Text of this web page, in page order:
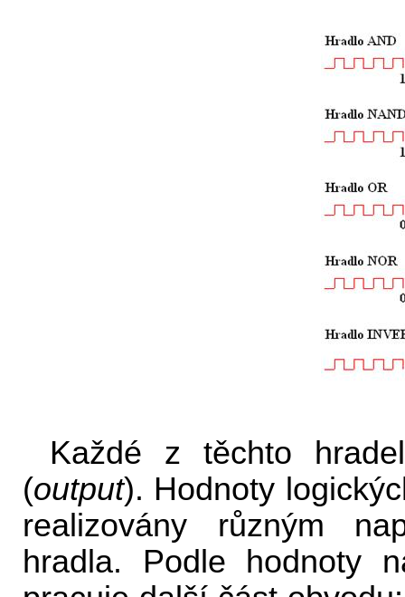
Každé z těchto
(output). Hodnoty
realizovány různým
hradla. Podle hodnoty